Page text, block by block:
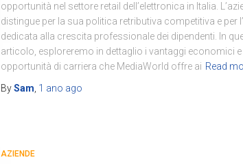
opportunità nel settore retail dell’elettronica in Italia.
distingue per la sua politica retributiva competitiva e per
dedicata alla crescita professionale dei dipendenti. In
articolo, esploreremo in dettaglio i vantaggi economici e
opportunità di carriera che MediaWorld offre ai Read
BySam 1 ano ago
AZIENDE